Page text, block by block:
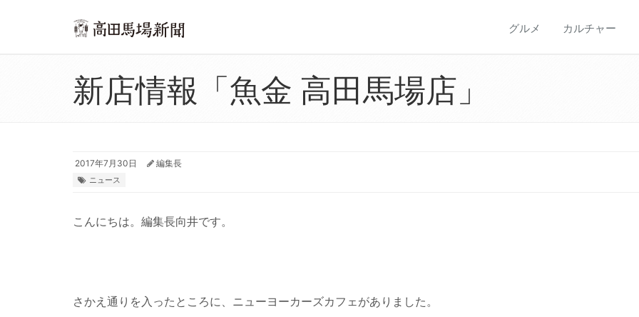
グルメ カルチャー
新店情報「魚金 高田馬場店」
2017年7月30日 編集長
ニュース
こんにちは。編集長向井です。
さかえ通りを入ったところに、ニューヨーカーズカフェがありました。